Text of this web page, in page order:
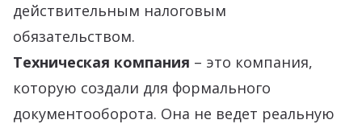
действительным налоговым
обязательством.
Техническая компания – это компания,
которую создали для формального
документооборота. Она не ведет реальную